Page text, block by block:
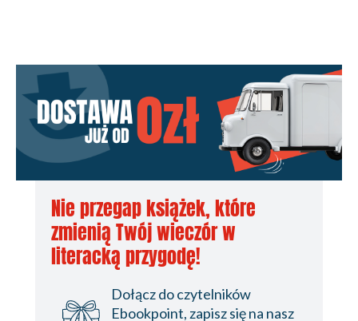
Nie przegap książek, które
zmienią Twój wieczór w
literacką przygodę!
Dołącz do czytelników
Ebookpoint, zapisz się na nasz